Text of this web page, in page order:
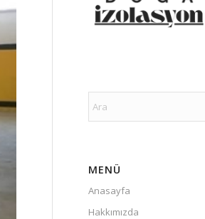
MENÜ
Anasayfa
Hakkımızda